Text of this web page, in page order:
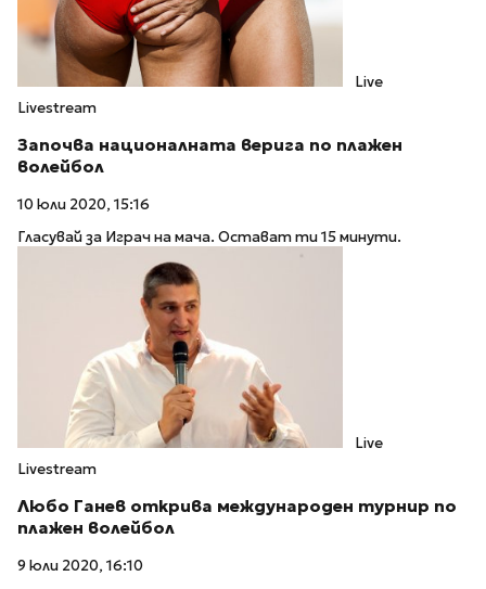
Live
Livestream
Започва националната верига по плажен
волейбол
10 юли 2020, 15:16
Гласувай за Играч на мача. Остават ти 15 минути.
Live
Livestream
Любо Ганев открива международен турнир по
плажен волейбол
9 юли 2020, 16:10